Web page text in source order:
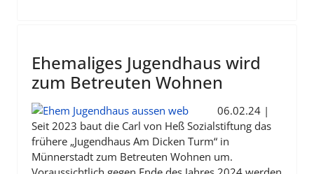
Ehemaliges Jugendhaus wird
zum Betreuten Wohnen
06.02.24 |
Seit 2023 baut die Carl von Heß Sozialstiftung das
frühere „Jugendhaus Am Dicken Turm“ in
Münnerstadt zum Betreuten Wohnen um.